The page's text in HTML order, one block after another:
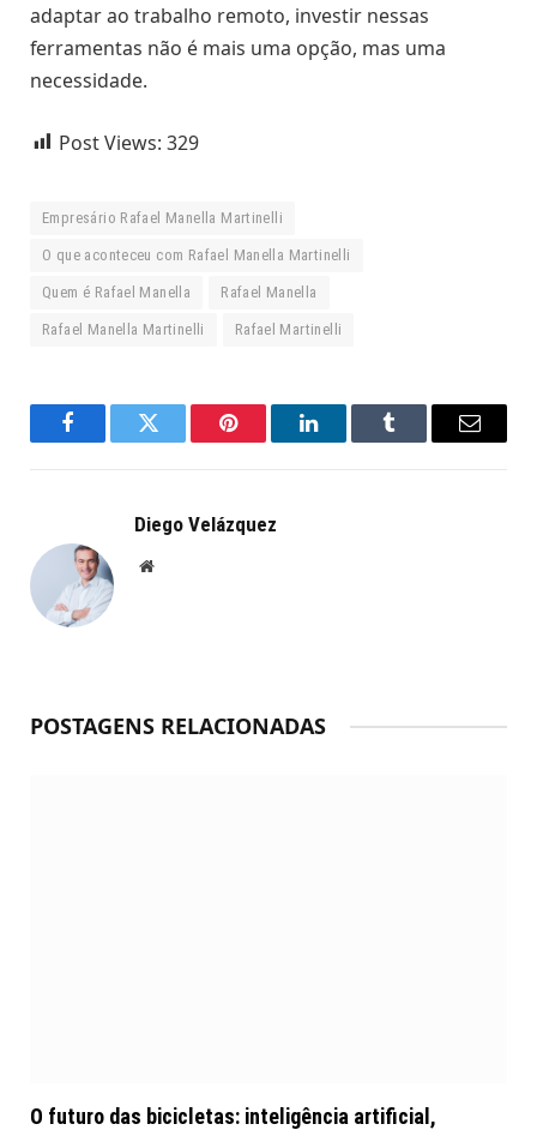
adaptar ao trabalho remoto, investir nessas
ferramentas não é mais uma opção, mas uma
necessidade.
Post Views: 329
Empresário Rafael Manella Martinelli
O que aconteceu com Rafael Manella Martinelli
Quem é Rafael Manella Rafael Manella
Rafael Manella Martinelli Rafael Martinelli
FacebookTwitter Pinterest LinkedInTumblr Email
Diego Velázquez
Website
POSTAGENS RELACIONADAS
O futuro das bicicletas: inteligência artificial,